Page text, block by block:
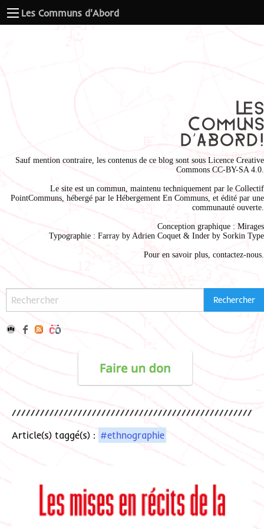
Les Communs d'Abord
Sauf mention contraire, les contenus de ce blog sont sous Licence Creative
Commons CC-BY-SA 4.0
Le site est un commun, maintenu techniquement par le Collectif
PointCommuns , hébergé par le Hébergement En Communs , et édité par une
communauté ouverte.
Conception graphique : Mirages
Typographie : Farray by Adrien Coquet & Inder by Sorkin Type
Pour en savoir plus, contactez-nous
Article(s) taggé(s) : #ethnographie